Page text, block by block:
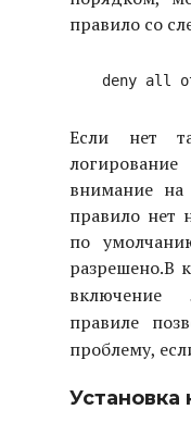
правило со
Если нет
внимание на
правило нет
по
разрешено.В
включение
правиле
проблему,
Установка